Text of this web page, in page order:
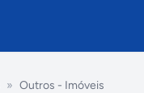
» Outros - Imóveis